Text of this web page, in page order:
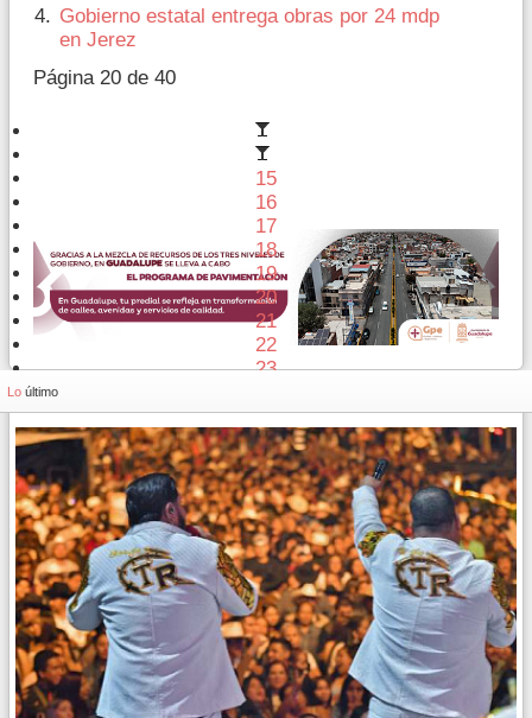
Gobierno estatal entrega obras por 24 mdp
en Jerez
Página 20 de 40
15
16
17
18
19
20
21
22
23
Lo último